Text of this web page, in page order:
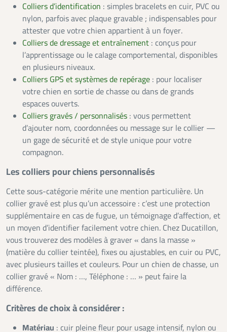
Colliers d’identification : simples bracelets en cuir, PVC ou
nylon, parfois avec plaque gravable ; indispensables pour
attester que votre chien appartient à un foyer.
Colliers de dressage et entraînement : conçus pour
l’apprentissage ou le calage comportemental, disponibles
en plusieurs niveaux.
Colliers GPS et systèmes de repérage : pour localiser
votre chien en sortie de chasse ou dans de grands
espaces ouverts.
Colliers gravés / personnalisés : vous permettent
d’ajouter nom, coordonnées ou message sur le collier —
un gage de sécurité et de style unique pour votre
compagnon.
Les colliers pour chiens personnalisés
Cette sous-catégorie mérite une mention particulière. Un
collier gravé est plus qu’un accessoire : c’est une protection
supplémentaire en cas de fugue, un témoignage d’affection, et
un moyen d’identifier facilement votre chien. Chez Ducatillon,
vous trouverez des modèles à graver « dans la masse »
(matière du collier teintée), fixes ou ajustables, en cuir ou PVC,
avec plusieurs tailles et couleurs. Pour un chien de chasse, un
collier gravé « Nom : …, Téléphone : … » peut faire la
différence.
Critères de choix à considérer :
Matériau : cuir pleine fleur pour usage intensif, nylon ou